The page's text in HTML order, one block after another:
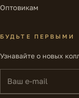
Оптовикам
БУДЬТЕ ПЕРВЫМИ
Узнавайте о новых